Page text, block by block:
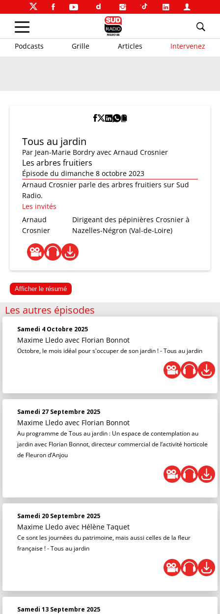
Podcasts Grille Articles Intervenez
Tous au jardin
Par Jean-Marie Bordry avec Arnaud Crosnier
Les arbres fruitiers
Épisode du dimanche 8 octobre 2023
Arnaud Crosnier parle des arbres fruitiers sur Sud
Radio.
Les invités
Arnaud
Crosnier
Dirigeant des pépinières Crosnier à
Nazelles-Négron (Val-de-Loire)
Afficher le résumé
Les autres épisodes
Samedi 4 Octobre 2025
Maxime Lledo avec Florian Bonnot
Octobre, le mois idéal pour s'occuper de son jardin ! - Tous au jardin
Samedi 27 Septembre 2025
Maxime Lledo avec Florian Bonnot
Au programme de Tous au jardin : Un espace de contemplation au
jardin avec Florian Bonnot, directeur commercial de l’activité horticole
de Fleuron d’Anjou
Samedi 20 Septembre 2025
Maxime Lledo avec Hélène Taquet
Ce sont les journées du patrimoine, mais aussi celles de la fleur
française ! - Tous au jardin
Samedi 13 Septembre 2025